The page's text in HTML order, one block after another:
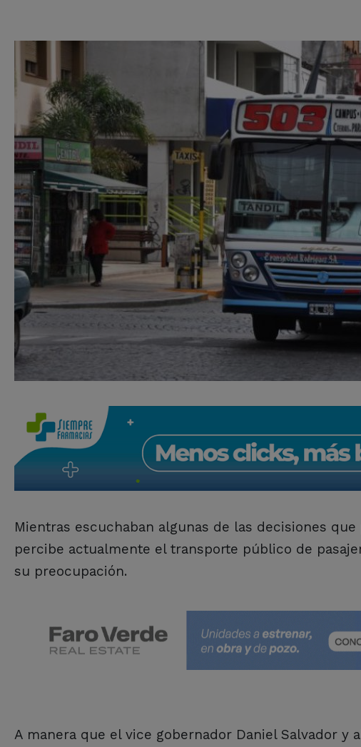
Mientras escuchaban algunas de las decisiones
percibe actualmente el transporte público de
su preocupación.
A manera que el vice gobernador Daniel Salvador